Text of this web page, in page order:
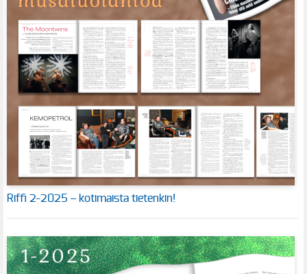
Riffi 2-2025 – kotimaista tietenkin!